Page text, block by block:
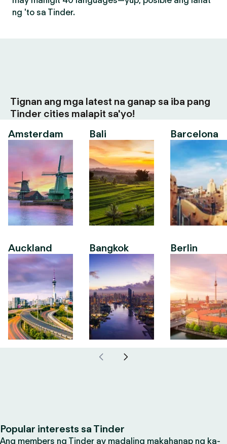
ng 'to sa Tinder.
Tignan ang mga latest na ganap sa iba pang
Tinder cities malapit sa'yo!
Amsterdam
Auckland
Bali
Bangkok
Barcelona
Berlin
Popular interests sa Tinder
Ang members ng Tinder ay madaling makahanap ng ka-